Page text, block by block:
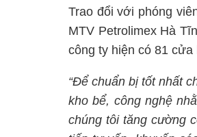
Trao đổi với phóng
MTV Petrolimex Hà
công ty hiện có 81
“Để chuẩn bị tốt nhất
kho bể, công nghệ
chúng tôi tăng cường